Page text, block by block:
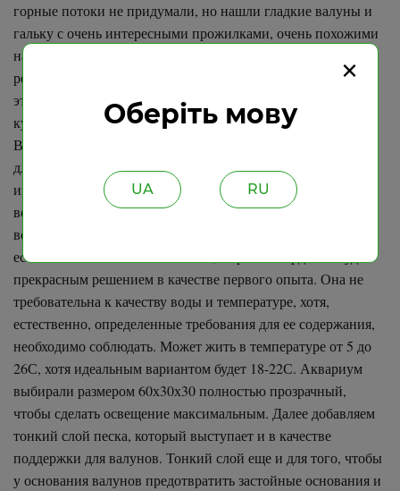
Оберіть мову
×
UA RU
горные потоки не придумали, но нашли гладкие валуны и
гальку с очень интересными прожилками, очень похожими
на природные. В качестве субстрата были использован
речной песок, мелкий гравий и галька вокруг скалы. Все
эти составляющие можно поискать на берегах рек или же
купить.
В итоге мы получаем прекрасно оформленный аквариум
для рыбки кардинала за малые деньги. Чтобы максимально
имитировать потоки, выбирались мощные фильтры для
воды, к тому же устанавливались они чуть выше уровня
воды, чтобы максимально приблизить условия к
естественным. Если вы новичок, то рыбка кардинал будет
прекрасным решением в качестве первого опыта. Она не
требовательна к качеству воды и температуре, хотя,
естественно, определенные требования для ее содержания,
необходимо соблюдать. Может жить в температуре от 5 до
26С, хотя идеальным вариантом будет 18-22С. Аквариум
выбирали размером 60х30х30 полностью прозрачный,
чтобы сделать освещение максимальным. Далее добавляем
тонкий слой песка, который выступает и в качестве
поддержки для валунов. Тонкий слой еще и для того, чтобы
у основания валунов предотвратить застойные основания и